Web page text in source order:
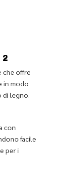
2
offre
in modo
di legno.
con
facile
per i